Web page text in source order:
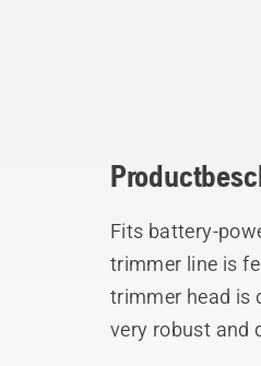
Fits battery-
trimmer line is
trimmer head is
very robust and